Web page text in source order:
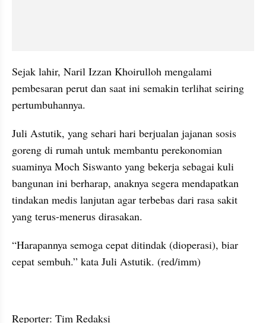
Sejak lahir, Naril Izzan Khoirulloh mengalami
pembesaran perut dan saat ini semakin terlihat seiring
pertumbuhannya.
Juli Astutik, yang sehari hari berjualan jajanan sosis
goreng di rumah untuk membantu perekonomian
suaminya Moch Siswanto yang bekerja sebagai kuli
bangunan ini berharap, anaknya segera mendapatkan
tindakan medis lanjutan agar terbebas dari rasa sakit
yang terus-menerus dirasakan.
“Harapannya semoga cepat ditindak (dioperasi), biar
cepat sembuh.” kata Juli Astutik. (red/imm)
Reporter: Tim Redaksi